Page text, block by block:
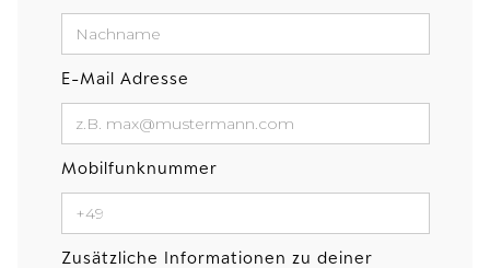
E-Mail Adresse
Mobilfunknummer
Zusätzliche Informationen zu deiner